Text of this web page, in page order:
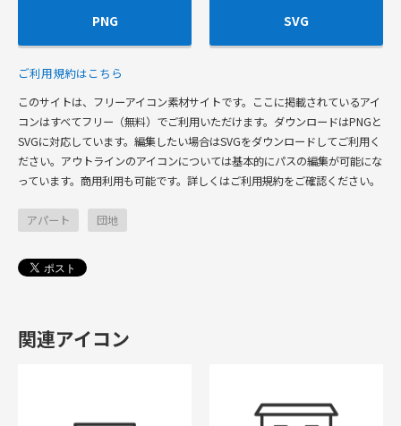
PNG SVG
ご利用規約はこちら
このサイトは、フリーアイコン素材サイトです。ここに掲載されているアイ
コンはすべてフリー（無料）でご利用いただけます。ダウンロードはPNGと
SVGに対応しています。編集したい場合はSVGをダウンロードしてご利用く
ださい。アウトラインのアイコンについては基本的にパスの編集が可能にな
っています。商用利用も可能です。詳しくはご利用規約をご確認ください。
アパート 団地
関連アイコン